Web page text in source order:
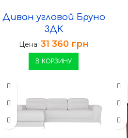
Диван угловой Бруно
3ДК
Цена: 31 360 грн
В КОРЗИНУ